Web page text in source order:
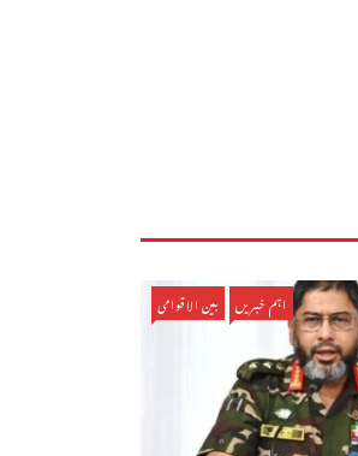
اہم خبریں بین الاقوامی